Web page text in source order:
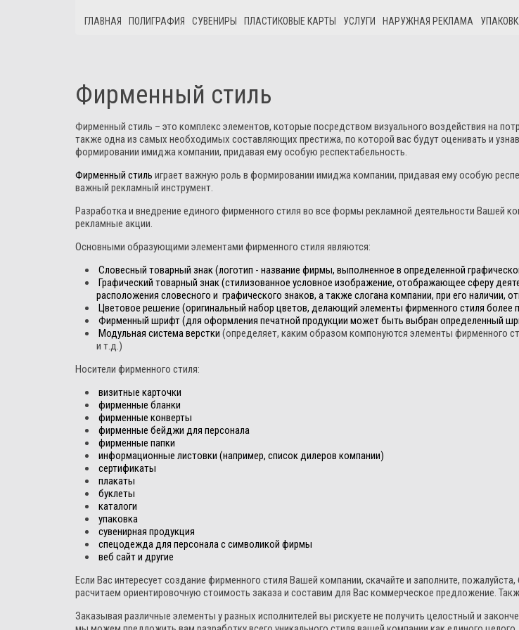
ГЛАВНАЯ ПОЛИГРАФИЯ СУВЕНИРЫ ПЛАСТИКОВЫЕ КАРТЫ УСЛУГИ НАРУЖНАЯ РЕКЛАМА
Фирменный стиль
Фирменный стиль – это комплекс элементов, которые посредством визуального воздействия на
также одна из самых необходимых составляющих престижа, по которой вас будут оценивать и
формировании имиджа компании, придавая ему особую респектабельность.
Фирменный стиль играет важную роль в формировании имиджа компании, придавая ему особую
важный рекламный инструмент.
Разработка и внедрение единого фирменного стиля во все формы рекламной деятельности Вашей
рекламные акции.
Основными образующими элементами фирменного стиля являются:
Словесный товарный знак (логотип - название фирмы, выполненное в определенной
Графический товарный знак (стилизованное условное изображение, отображающее сферу
расположения словесного и графического знаков, а также слогана компании, при его наличии,
Цветовое решение (оригинальный набор цветов, делающий элементы фирменного стиля
Фирменный шрифт (для оформления печатной продукции может быть выбран определенный
Модульная система верстки (определяет, каким образом компонуются элементы фирменного
и т.д.)
Носители фирменного стиля:
визитные карточки
фирменные бланки
фирменные конверты
фирменные бейджи для персонала
фирменные папки
информационные листовки (например, список дилеров компании)
сертификаты
плакаты
буклеты
каталоги
упаковка
сувенирная продукция
спецодежда для персонала с символикой фирмы
веб сайт и другие
Если Вас интересует создание фирменного стиля Вашей компании, скачайте и заполните,
расчитаем ориентировочную стоимость заказа и составим для Вас коммерческое предложение.
Заказывая различные элементы у разных исполнителей вы рискуете не получить целостный и